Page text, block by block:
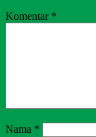
Komentar *
Nama *